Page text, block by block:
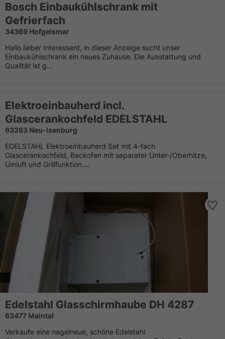
Bosch Einbaukühlschrank mit
Gefrierfach
34369 Hofgeismar
Hallo lieber Interessent, in dieser Anzeige sucht unser
Einbaukühlschrank ein neues Zuhause. Die Ausstattung und
Qualität ist g...
Elektroeinbauherd incl.
Glascerankochfeld EDELSTAHL
63263 Neu-Isenburg
EDELSTAHL Elektroeinbauherd Set mit 4-fach
Glascerankochfeld, Backofen mit separater Unter-/Oberhitze,
Umluft und Grillfunktion....
Edelstahl Glasschirmhaube DH 4287
63477 Maintal
Verkaufe eine nagelneue, schöne Edelstahl